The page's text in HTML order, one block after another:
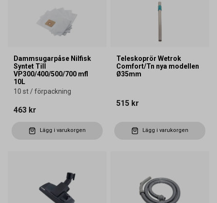
Dammsugarpåse Nilfisk
Syntet Till
VP300/400/500/700 mfl
10L
10 st / förpackning
463 kr
Lägg i varukorgen
Teleskoprör Wetrok
Comfort/Tn nya modellen
Ø35mm
515 kr
Lägg i varukorgen